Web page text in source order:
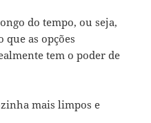
do tempo, ou seja,
que as opções
tem o poder de
mais limpos e